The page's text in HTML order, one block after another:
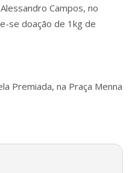
Campos, no
se doação de 1kg de
Premiada, na Praça Menna